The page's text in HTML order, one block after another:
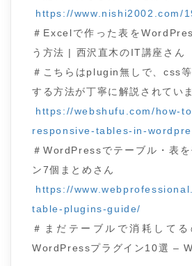
https://www.nishi2002.com/
＃Excelで作った表を
う方法 | 西沢直木のIT講座さん
＃こちらはplugin無しで、css
する方法が丁寧に解説されてい
https://webshufu.com/how-
responsive-tables-in-
＃WordPressでテーブル・表
ン7個まとめさん
https://
table-plugins-guide/
＃まだテーブルで消耗して
WordPressプラグイン10選 –